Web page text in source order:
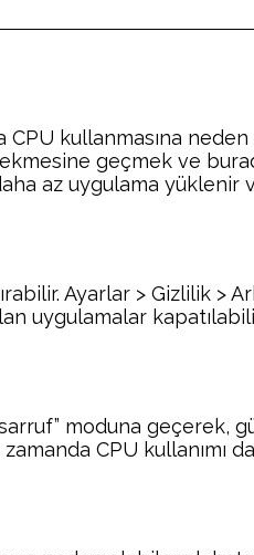
kullanmasına
geçmek ve
az uygulama
Ayarlar > Gizlilik >
uygulamalar
moduna geçerek,
CPU kullanımı da